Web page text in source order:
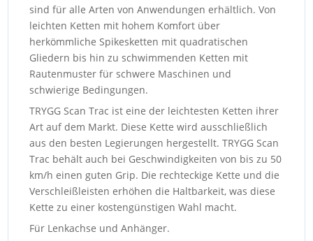
sind für alle Arten von Anwendungen erhältlich. Von
leichten Ketten mit hohem Komfort über
herkömmliche Spikesketten mit quadratischen
Gliedern bis hin zu schwimmenden Ketten mit
Rautenmuster für schwere Maschinen und
schwierige Bedingungen.
TRYGG Scan Trac ist eine der leichtesten Ketten ihrer
Art auf dem Markt. Diese Kette wird ausschließlich
aus den besten Legierungen hergestellt. TRYGG Scan
Trac behält auch bei Geschwindigkeiten von bis zu 50
km/h einen guten Grip. Die rechteckige Kette und die
Verschleißleisten erhöhen die Haltbarkeit, was diese
Kette zu einer kostengünstigen Wahl macht.
Für Lenkachse und Anhänger.